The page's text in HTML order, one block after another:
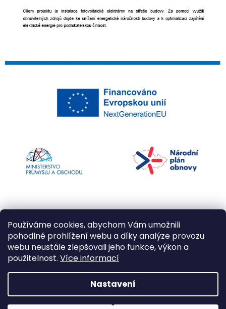
Používáme cookies, abychom Vám umožnili
pohodlné prohlížení webu a díky analýze provozu
webu neustále zlepšovali jeho funkce, výkon a
použitelnost. Více informací
Nastavení
Vytvořil Shoptet
Copyright 2026Kapří kuličky. Všechna práva